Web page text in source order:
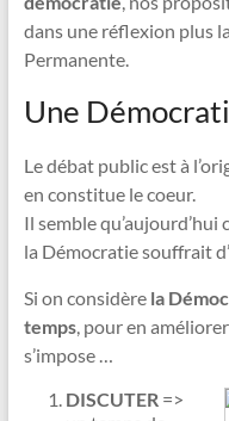
dans une réflexion plus
Permanente.
Une
Le débat public est à
en constitue le coeur.
Il semble
la Démocratie souffrait
Si on considère la
temps, pour en
s’impose …
DISCUTER =>